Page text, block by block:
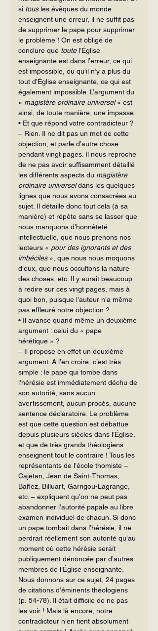
si tous les évêques du monde
enseignent une erreur, il ne suffit pas
de supprimer le pape pour supprimer
le problème ! On est obligé de
conclure que toute l’Église
enseignante est dans l’erreur, ce qui
est impossible, ou qu’il n’y a plus du
tout d’Église enseignante, ce qui est
également impossible. L’argument du
« magistère ordinaire universel » est
ainsi, de toute manière, une impasse.
• Et que répond votre contradicteur ?
– Rien. Il ne dit pas un mot de cette
objection, et parle d’autre chose
pendant vingt pages. Il nous reproche
de ne pas avoir suffisamment détaillé
les différents aspects du magistère
ordinaire universel dans les quelques
lignes que nous avons consacrées au
sujet. Il détaille donc tout cela (à sa
manière) et répète sans se lasser que
nous manquons d’honnêteté
intellectuelle, que nous prenons nos
lecteurs « pour des ignorants et des
imbéciles », que nous nous moquons
d’eux, que nous occultons la nature
des choses, etc. Il y aurait beaucoup
à redire sur ces vingt pages, mais à
quoi bon, puisque l’auteur n’a même
pas effleuré notre objection ?
• Il avance quand même un deuxième
argument : celui du « pape
hérétique » ?
– Il propose en effet un deuxième
argument. A l’en croire, c’est très
simple : le pape qui tombe dans
l’hérésie est immédiatement déchu de
son autorité, sans aucun
avertissement, aucun procès, aucune
sentence déclaratoire. Le problème
est que cette question est débattue
depuis plusieurs siècles dans l’Église,
et que de très grands théologiens
enseignent tout le contraire ! Tous les
représentants de l’école thomiste –
Cajetan, Jean de Saint-Thomas,
Bañez, Billuart, Garrigou-Lagrange,
etc. – expliquent qu’on ne peut pas
abandonner l’autorité papale au libre
examen individuel de chacun. Si donc
un pape tombait dans l’hérésie, il ne
perdrait réellement son autorité qu’au
moment où cette hérésie serait
publiquement dénoncée par d’autres
membres de l’Église enseignante.
Nous donnons sur ce sujet, 24 pages
de citations d’éminents théologiens
(p. 54-78). Il était difficile de ne pas
les voir ! Mais là encore, notre
contradicteur n’en tient absolument